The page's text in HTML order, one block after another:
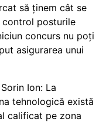
să ținem cât se
posturile
concurs nu poți
asigurarea unui
Ion: La
tehnologică există
calificat pe zona